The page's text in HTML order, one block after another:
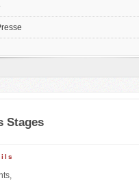
Stages